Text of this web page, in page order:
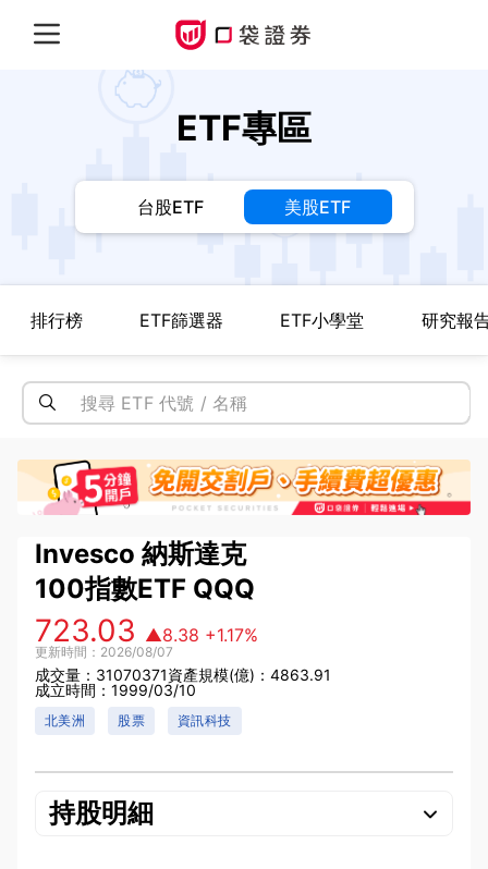
ETF專區
台股ETF 美股ETF
排行榜 ETF篩選器 ETF小學堂 研究報
Invesco 納斯達克
100指數ETF QQQ
723.03 ▲8.38 +1.17%
更新時間：2026/08/07
成交量：31070371資產規模(億)：4863.91
成立時間：1999/03/10
北美洲 股票 資訊科技
持股明細